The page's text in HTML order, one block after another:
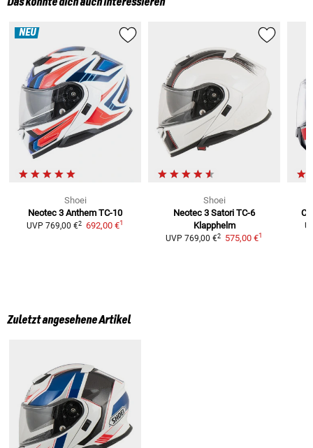
NEU
Shoei
Neotec 3 Anthem TC-10
UVP 769,00 €2 692,00 €1
Shoei
Neotec 3 Satori TC-6
Klapphelm
UVP 769,00 €2 575,00 €1
Zuletzt angesehene Artikel